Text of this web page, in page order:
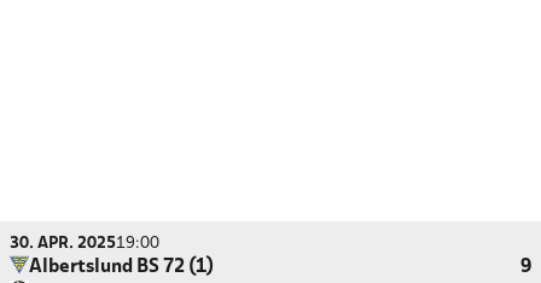
30. APR. 202519:00
Albertslund BS 72 (1)
9